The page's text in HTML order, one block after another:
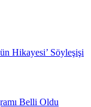
Hikayesi’ Söyleşişi
Belli Oldu